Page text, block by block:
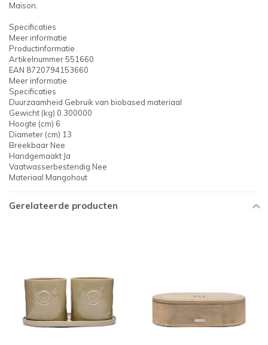
Maison.
Specificaties
Meer informatie
Productinformatie
Artikelnummer 551660
EAN 8720794153660
Meer informatie
Specificaties
Duurzaamheid Gebruik van biobased materiaal
Gewicht (kg) 0.300000
Hoogte (cm) 6
Diameter (cm) 13
Breekbaar Nee
Handgemaakt Ja
Vaatwasserbestendig Nee
Materiaal Mangohout
Gerelateerde producten